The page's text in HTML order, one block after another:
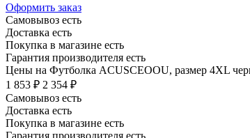
Оформить заказ
Самовывоз есть
Доставка есть
Покупка в магазине есть
Гарантия производителя есть
Цены на Футболка ACUSCEOOU, размер 4XL
1 853 ₽ 2 354 ₽
Самовывоз есть
Доставка есть
Покупка в магазине есть
Гарантия производителя есть